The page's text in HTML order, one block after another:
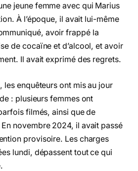
jeune femme avec qui Marius
À l’époque, il avait lui-même
avoir frappé la
de cocaïne et d’alcool, et avoir
Il avait exprimé des regrets.
les enquêteurs ont mis au jour
: plusieurs femmes ont
filmés, ainsi que de
novembre 2024, il avait passé
provisoire. Les charges
lundi, dépassent tout ce qui